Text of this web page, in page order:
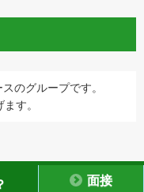
のグループです。
す。
面接